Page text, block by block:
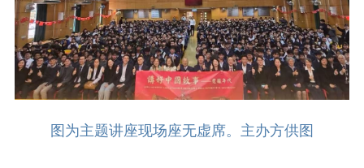
图为主题讲座现场座无虚席。主办方供图